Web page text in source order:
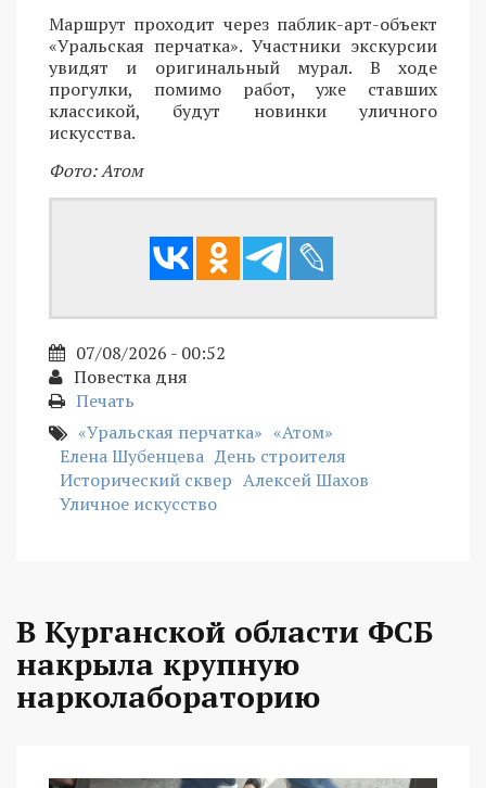
Маршрут проходит через паблик-арт-объект
«Уральская перчатка». Участники экскурсии
увидят и оригинальный мурал. В ходе
прогулки, помимо работ, уже ставших
классикой, будут новинки уличного
искусства.
Фото: Атом
07/08/2026 - 00:52
Повестка дня
Печать
«Уральская перчатка» «Атом»
Елена Шубенцева День строителя
Исторический сквер Алексей Шахов
Уличное искусство
В Курганской области ФСБ
накрыла крупную
нарколабораторию